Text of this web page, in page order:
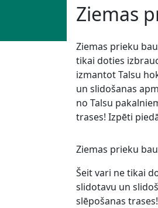
Ziemas
Ziemas prieku
tikai doties
izmantot Talsu
un slidošanas
no Talsu
trases! Izpēti
Ziemas prieku
Šeit vari ne tikai
slidotavu un
slēpošanas trases!